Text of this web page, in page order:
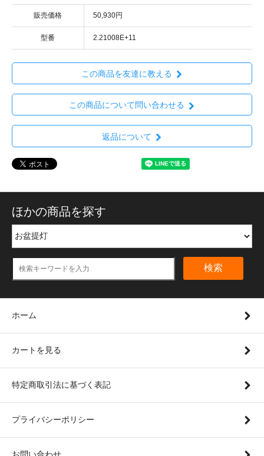
販売価格 50,930円
型番 2.21008E+11
この商品を友達に教える
この商品について問い合わせる
返品について
ほかの商品を探す
検索
ホーム
カートを見る
特定商取引法に基づく表記
プライバシーポリシー
お問い合わせ